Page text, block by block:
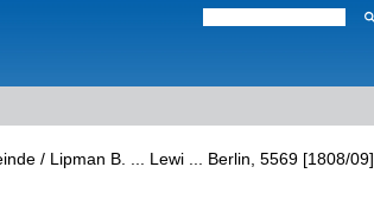
/ Lipman B. ... Lewi ... Berlin, 5569 [1808/09]